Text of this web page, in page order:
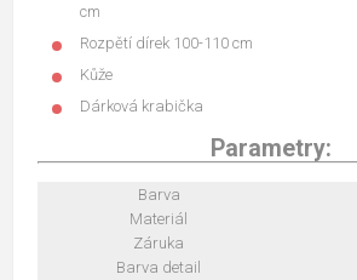
cm
Rozpětí dírek 100-110 cm
Kůže
Dárková krabička
Parametry:
Barva
Materiál
Záruka
Barva detail